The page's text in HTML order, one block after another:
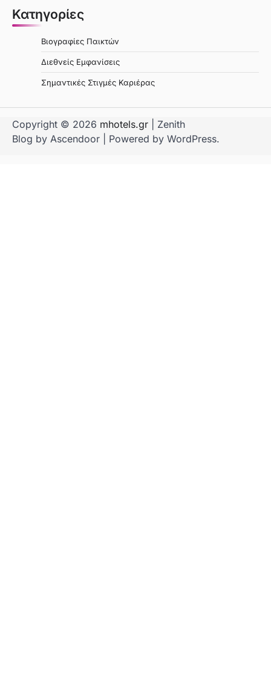
Κατηγορίες
Βιογραφίες Παικτών
Διεθνείς Εμφανίσεις
Σημαντικές Στιγμές Καριέρας
Copyright © 2026 mhotels.gr | Zenith
Blog by Ascendoor | Powered by WordPress.